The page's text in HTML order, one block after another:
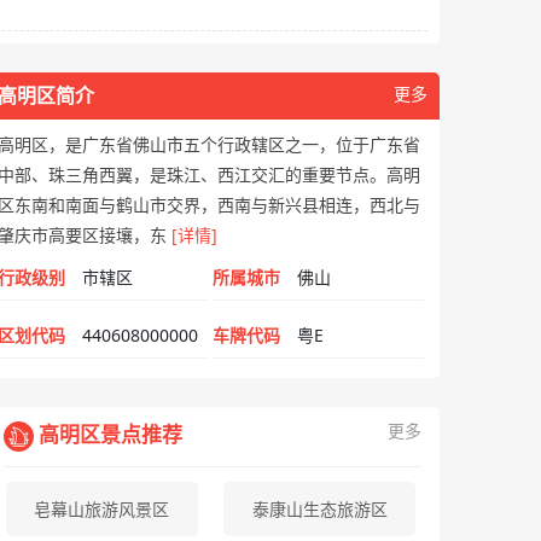
明区简介 更多
明区，是广东省佛山市五个行政辖区之一，位于广东省
部、珠三角西翼，是珠江、西江交汇的重要节点。高明
东南和南面与鹤山市交界，西南与新兴县相连，西北与
庆市高要区接壤，东 [详情]
政级别
市辖区 所属城市 佛山
划代码 440608000000 车牌代码 粤E
高明区景点推荐 更多
皂幕山旅游风景区 泰康山生态旅游区